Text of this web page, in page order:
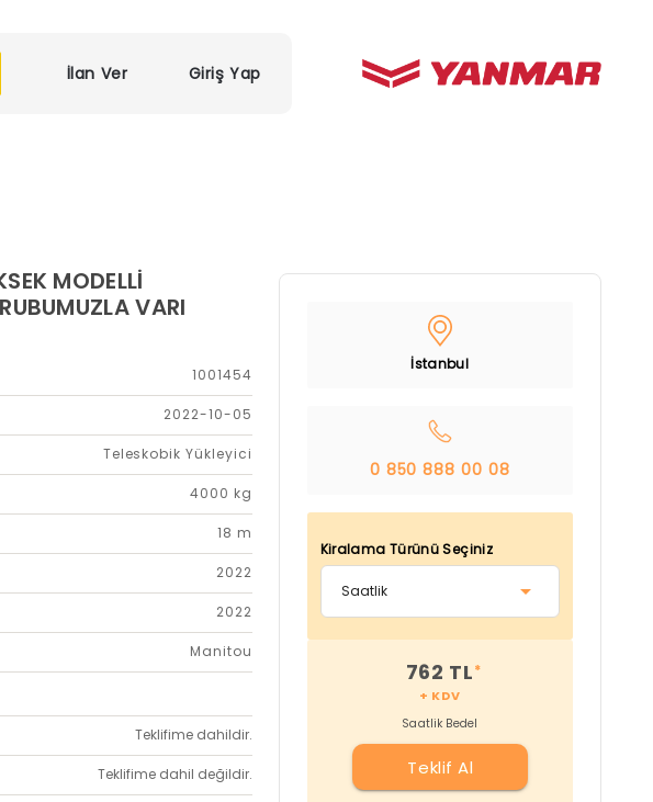
İlan Ver Giriş Yap
MODELLİ
VARI
1001454
2022-10-05
Teleskobik Yükleyici
4000 kg
18 m
2022
2022
Manitou
Teklifime dahildir.
Teklifime dahil değildir.
İstanbul
0 850 888 00 08
Kiralama Türünü Seçiniz
762 TL*
+ KDV
Saatlik Bedel
Teklif Al